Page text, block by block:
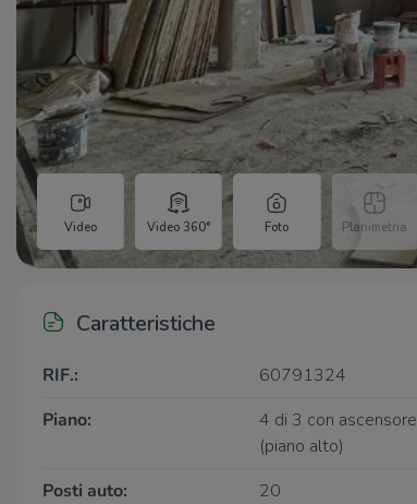
Video Video 360° Foto Planimetria
Caratteristiche
RIF.:
60791324
Piano:
4 di 3 con ascensore
(piano alto)
Posti auto:
20